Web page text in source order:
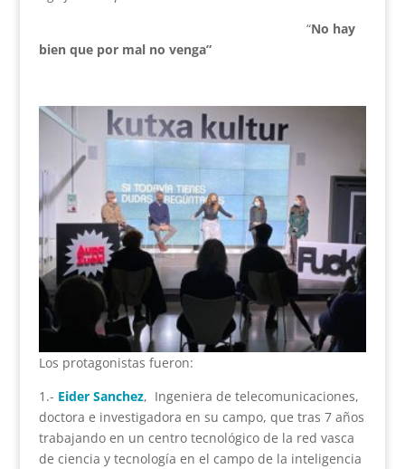
“No hay
bien que por mal no venga”
Los protagonistas fueron:
1.- Eider Sanchez, Ingeniera de telecomunicaciones,
doctora e investigadora en su campo, que tras 7 años
trabajando en un centro tecnológico de la red vasca
de ciencia y tecnología en el campo de la inteligencia